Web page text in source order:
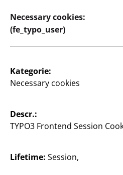
Necessary cookies:
(fe_typo_user)
Kategorie:
Necessary cookies
Descr.:
TYPO3 Frontend Session
Lifetime: Session,